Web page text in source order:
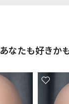
あなたも好きか